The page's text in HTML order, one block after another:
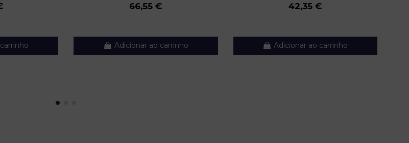
66,55 €
Adicionar ao carrinho
42,35 €
Adicionar ao carrinho